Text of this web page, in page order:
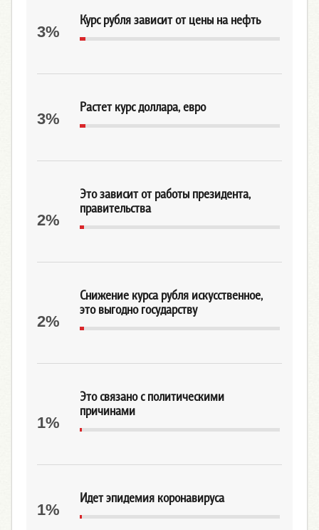
Курс рубля зависит от цены на нефть
3%
Растет курс доллара, евро
3%
Это зависит от работы президента,
правительства
2%
Снижение курса рубля искусственное,
это выгодно государству
2%
Это связано с политическими
причинами
1%
Идет эпидемия коронавируса
1%